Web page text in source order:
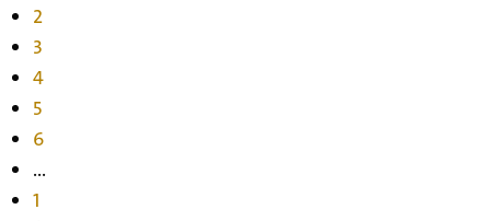
2
3
4
5
6
...
1